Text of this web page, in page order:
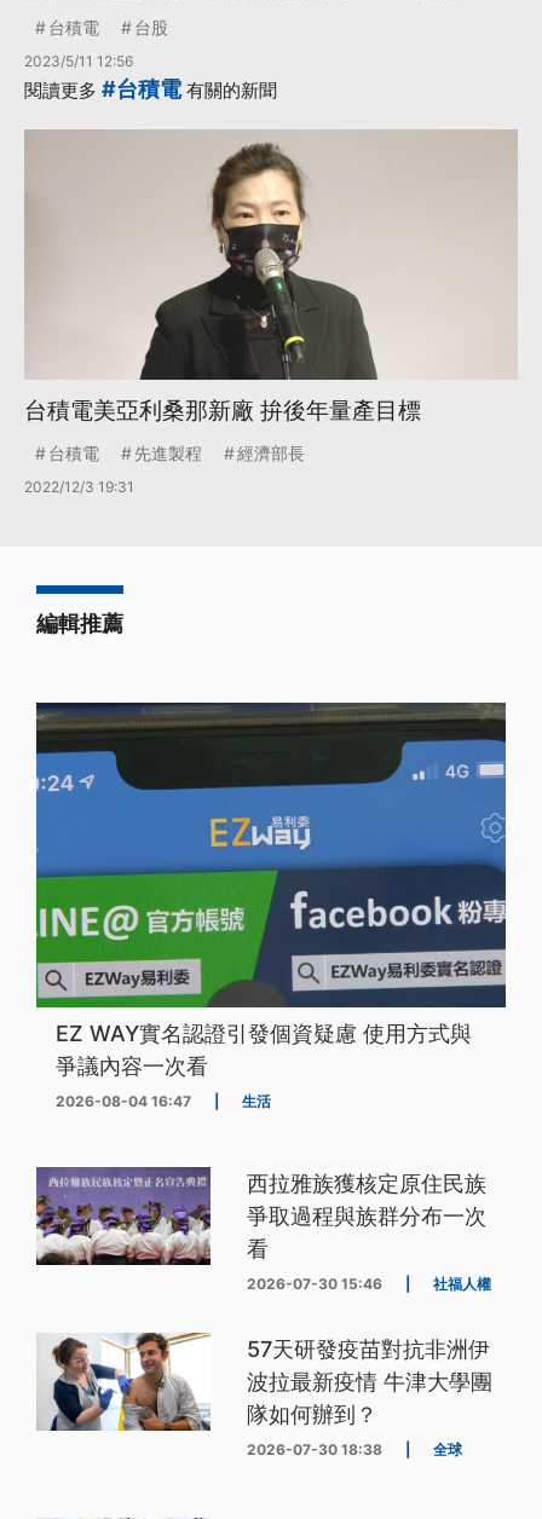
台積電 台股
2023/5/11 12:56
閱讀更多 #台積電有關的新聞
台積電美亞利桑那新廠 拚後年量產目標
台積電 先進製程 經濟部長
2022/12/3 19:31
編輯推薦
EZ WAY實名認證引發個資疑慮 使用方式與
爭議內容一次看
2026-08-04 16:47 生活
西拉雅族獲核定原住民族
爭取過程與族群分布一次
看
2026-07-30 15:46 社福人權
57天研發疫苗對抗非洲伊
波拉最新疫情 牛津大學團
隊如何辦到？
2026-07-30 18:38 全球